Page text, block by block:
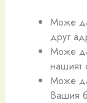
Може
друг
Може да
нашият
Може
Вашия